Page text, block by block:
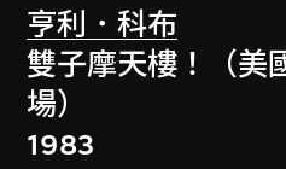
亨利．科布
雙子摩天樓！（美
場）
1983